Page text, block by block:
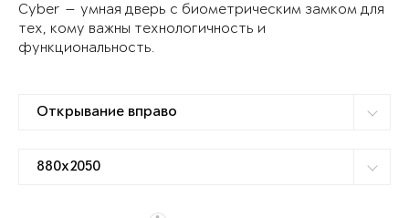
Cyber — умная дверь с биометрическим замком для
тех, кому важны технологичность и
функциональность.